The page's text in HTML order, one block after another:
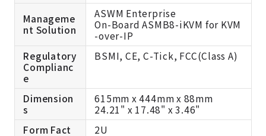
Manageme
nt Solution
ASWM Enterprise
On-Board ASMB8-iKVM for KVM
-over-IP
Regulatory
Complianc
e
BSMI, CE, C-Tick, FCC(Class A)
Dimension
s
615mm x 444mm x 88mm
24.21" x 17.48" x 3.46"
Form Fact
2U